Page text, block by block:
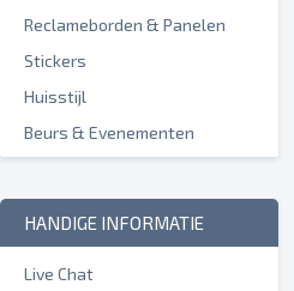
Reclameborden & Panelen
Stickers
Huisstijl
Beurs & Evenementen
HANDIGE INFORMATIE
Live Chat